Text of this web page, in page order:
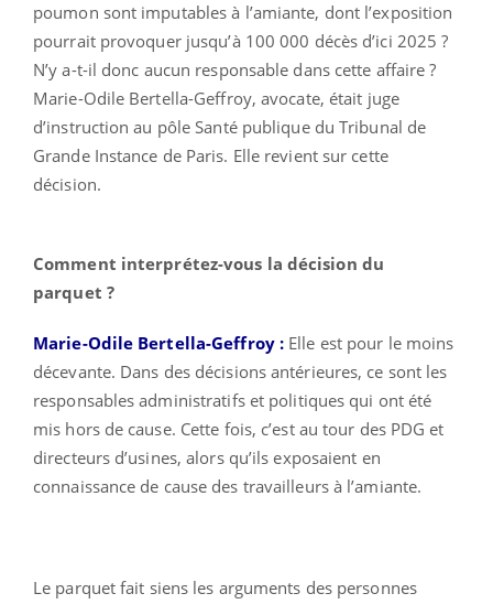
poumon sont imputables à l’amiante, dont l’exposition
pourrait provoquer jusqu’à 100 000 décès d’ici 2025 ?
N’y a-t-il donc aucun responsable dans cette affaire ?
Marie-Odile Bertella-Geffroy, avocate, était juge
d’instruction au pôle Santé publique du Tribunal de
Grande Instance de Paris. Elle revient sur cette
décision.
Comment interprétez-vous la décision du
parquet ?
Marie-Odile Bertella-Geffroy : Elle est pour le moins
décevante. Dans des décisions antérieures, ce sont les
responsables administratifs et politiques qui ont été
mis hors de cause. Cette fois, c’est au tour des PDG et
directeurs d’usines, alors qu’ils exposaient en
connaissance de cause des travailleurs à l’amiante.
Le parquet fait siens les arguments des personnes